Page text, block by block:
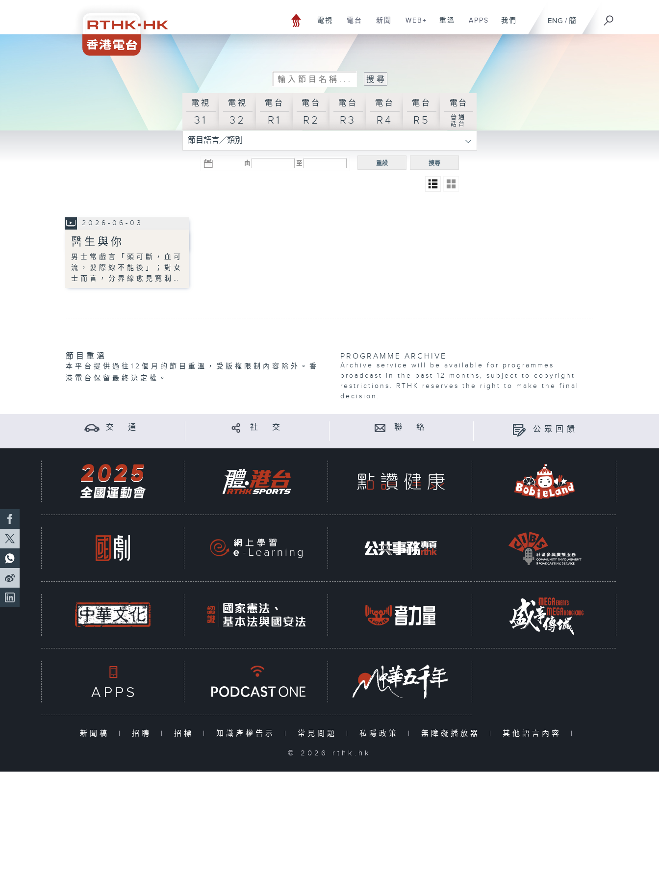
ENG / 簡
電視 電台 新聞 WEB+ 重溫 APPS 我們
電視
31
電視
32
電台
R1
電台
R2
電台
R3
電台
R4
電台
R5
電台
普通
話台
節目語言／類別
由 至 搜尋
重設
2026-06-03
醫生與你
男士常戲言「頭可斷，血可
流，髮際線不能後」；對女
士而言，分界線愈見寬濶…
節目重溫
本平台提供過往12個月的節目重溫，受版權限制內容除外。香
港電台保留最終決定權。
PROGRAMME ARCHIVE
Archive service will be available for programmes
broadcast in the past 12 months, subject to copyright
restrictions. RTHK reserves the right to make the final
decision.
交 通 社 交 聯 絡 公眾回饋
新聞稿 | 招聘 | 招標 | 知識產權告示 | 常見問題 | 私隱政策 | 無障礙播放器 | 其他語言內容 |
© 2026 rthk.hk